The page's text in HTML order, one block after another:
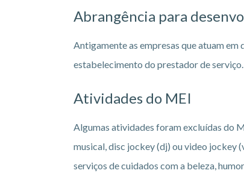
Abrangência para
Antigamente as empresas que atuam
estabelecimento do prestador de
Atividades do MEI
Algumas atividades foram excluídas do
musical, disc jockey (dj) ou video jockey
serviços de cuidados com a beleza,